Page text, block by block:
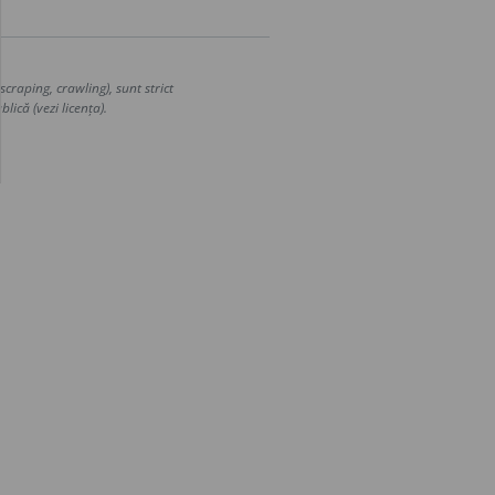
crawling), sunt strict
(vezi licența).